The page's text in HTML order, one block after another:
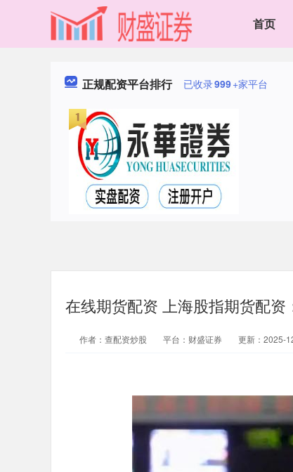
首页
正规配资平台排行 已收录999+家平台
在线期货配资 上海股指期货配
作者：查配资炒股 平台：财盛证券 更新：2025-